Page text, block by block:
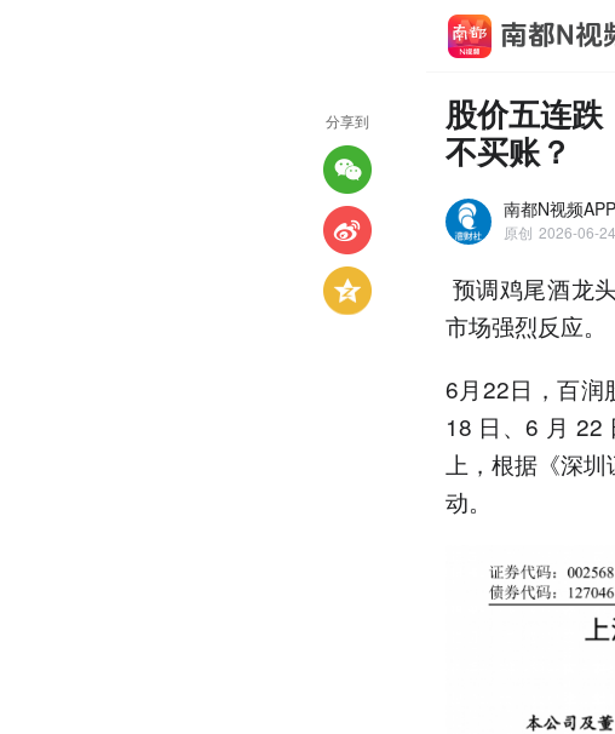
股价五连
不买账？
南都N视频
原创 2026-06-
预调鸡尾酒龙
市场强烈反应。
6月22日，百润
18 日、6 月 22
上，根据《深
动。
分享到